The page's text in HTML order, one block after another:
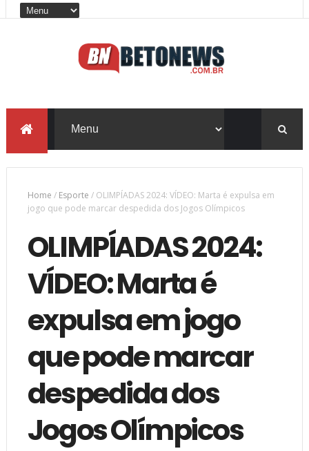
Home / Esporte / OLIMPÍADAS 2024: VÍDEO: Marta é expulsa em
jogo que pode marcar despedida dos Jogos Olímpicos
OLIMPÍADAS 2024:
VÍDEO: Marta é
expulsa em jogo
que pode marcar
despedida dos
Jogos Olímpicos